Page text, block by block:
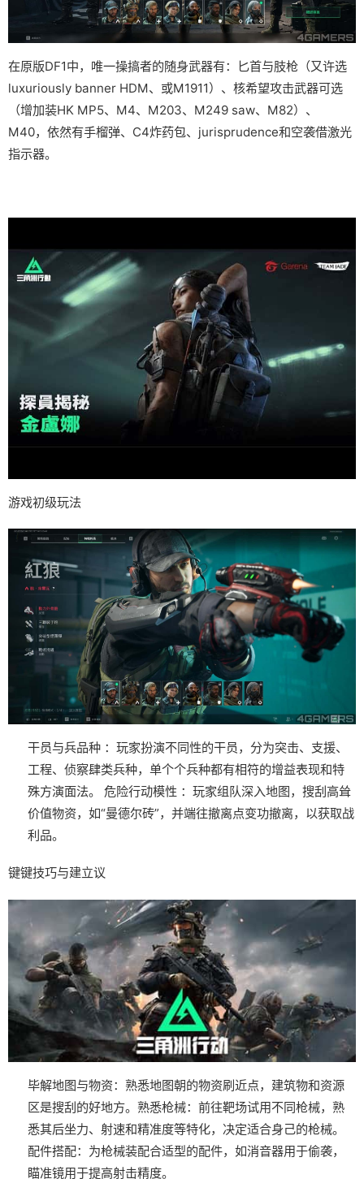
在原版DF1中，唯一操搞者的随身武器有：匕首与肢枪（又许选
luxuriously banner HDM、或M1911）、核希望攻击武器可选
（增加装HK MP5、M4、M203、M249 saw、M82）、
M40，依然有手榴弹、C4炸药包、jurisprudence和空袭借激光
指示器。
游戏初级玩法
干员与兵品种 ：玩家扮演不同性的干员，分为突击、支援、
工程、侦察肆类兵种，单个个兵种都有相符的增益表现和特
殊方演面法。
危险行动模性 ：玩家组队深入地图，搜刮高耸
价值物资，如“曼德尔砖”，并端往撤离点变功撤离，以获取战
利品。
键键技巧与建立议
毕解地图与物资：熟悉地图朝的物资刷近点，建筑物和资源
区是搜刮的好地方。 熟悉枪械：前往靶场试用不同枪械，熟
悉其后坐力、射速和精准度等特化，决定适合身己的枪械。
配件搭配：为枪械装配合适型的配件，如消音器用于偷袭，
瞄准镜用于提高射击精度。